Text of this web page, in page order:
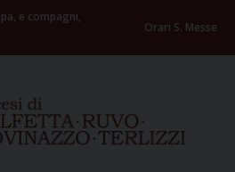
e compagni,
Orari S. Messe